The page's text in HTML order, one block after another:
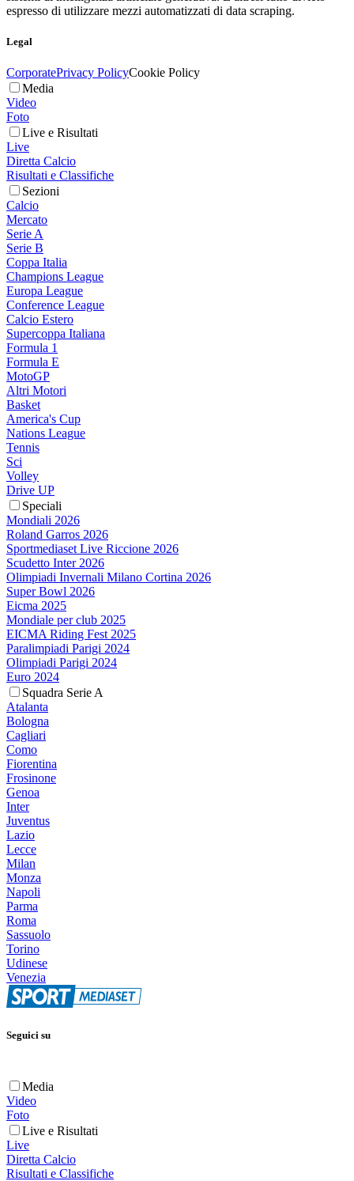
espresso di utilizzare mezzi automatizzati di data scraping.
Legal
CorporatePrivacy PolicyCookie Policy
Media
Video
Foto
Live e Risultati
Live
Diretta Calcio
Risultati e Classifiche
Sezioni
Calcio
Mercato
Serie A
Serie B
Coppa Italia
Champions League
Europa League
Conference League
Calcio Estero
Supercoppa Italiana
Formula 1
Formula E
MotoGP
Altri Motori
Basket
America's Cup
Nations League
Tennis
Sci
Volley
Drive UP
Speciali
Mondiali 2026
Roland Garros 2026
Sportmediaset Live Riccione 2026
Scudetto Inter 2026
Olimpiadi Invernali Milano Cortina 2026
Super Bowl 2026
Eicma 2025
Mondiale per club 2025
EICMA Riding Fest 2025
Paralimpiadi Parigi 2024
Olimpiadi Parigi 2024
Euro 2024
Squadra Serie A
Atalanta
Bologna
Cagliari
Como
Fiorentina
Frosinone
Genoa
Inter
Juventus
Lazio
Lecce
Milan
Monza
Napoli
Parma
Roma
Sassuolo
Torino
Udinese
Venezia
Seguici su
Media
Video
Foto
Live e Risultati
Live
Diretta Calcio
Risultati e Classifiche